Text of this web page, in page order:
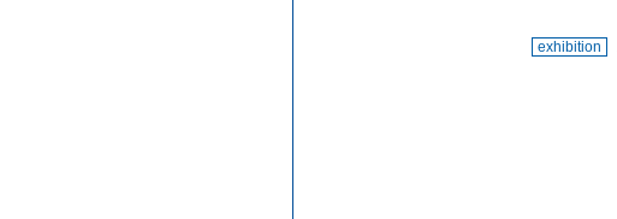
exhibition